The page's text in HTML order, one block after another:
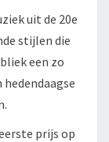
uit de 20e
stijlen die
een zo
prijs op